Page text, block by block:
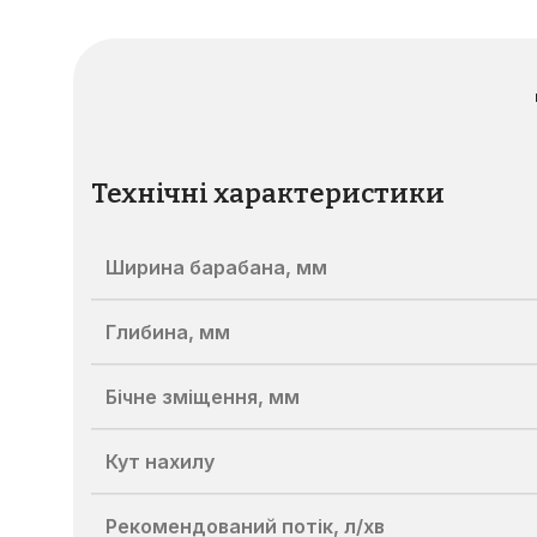
Технічні характеристики
Ширина барабана, мм
Глибина, мм
Бічне зміщення, мм
Кут нахилу
Рекомендований потік, л/хв